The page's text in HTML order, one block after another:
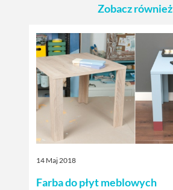
Zobacz również
14 Maj 2018
Farba do płyt meblowych